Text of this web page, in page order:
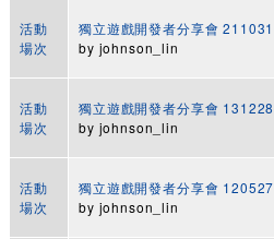
活動
場次
獨立遊戲開發者分享會 211031
by johnson_lin
活動
場次
獨立遊戲開發者分享會 131228
by johnson_lin
活動
場次
獨立遊戲開發者分享會 120527
by johnson_lin